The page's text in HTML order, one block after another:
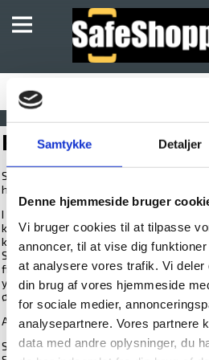
Samtykke Detaljer
Denne hjemmeside bruger
Vi bruger cookies til at tilpasse
annoncer, til at vise dig
at analysere vores trafik. Vi deler
din brug af vores hjemmeside
for sociale medier,
analysepartnere. Vores partnere
data med andre oplysninger, du
PROFIL
SafeShoppen.dk er en del af
har beskæftiget sig med salg og
I SafeShoppen.dk finder du et bredt
kvalitetsprodukter inden for sikkerhed
konkurrencedygtige priser. De fleste af
SafeShoppen.dk, men har du konkrete
finde i vores shop, er du mere end
yderligere information og rådgivning. Så
ønske, du måtte have.
Adresse:
Schønberg Sikring ApS
SKABE
UDPLUK AF SKABE
SIKRINGSBOKSE
SIKRINGSSKABE
SIKKERHEDSSKABE
DEPONERINGSSKABE/BOKSE
INDMURINGSBOKSE/GULVBOKSE
NØGLESKABE / NØGLEBOKSE
BRANDSKABE